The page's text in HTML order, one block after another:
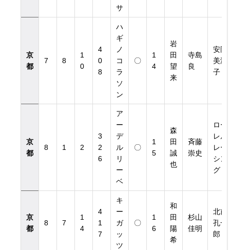
サ
京
都
7 8
1
0
4
0
8
ハ
ギ
ノ
コ
ラ
ソ
ン
〇
1
4
岩
田
望
来
寺島
良
安岡
美津
子
京
都
8 1 2
3
2
6
ア
ー
デ
ル
リ
ー
ベ
〇
1
5
森
田
誠
也
斉藤
崇史
ロー
レル
レー
シン
グ
京
都
8 7
1
4
4
1
7
キ
ー
ガ
ッ
ツ
〇
1
6
和
田
陽
希
杉山
佳明
北前
孔一
郎